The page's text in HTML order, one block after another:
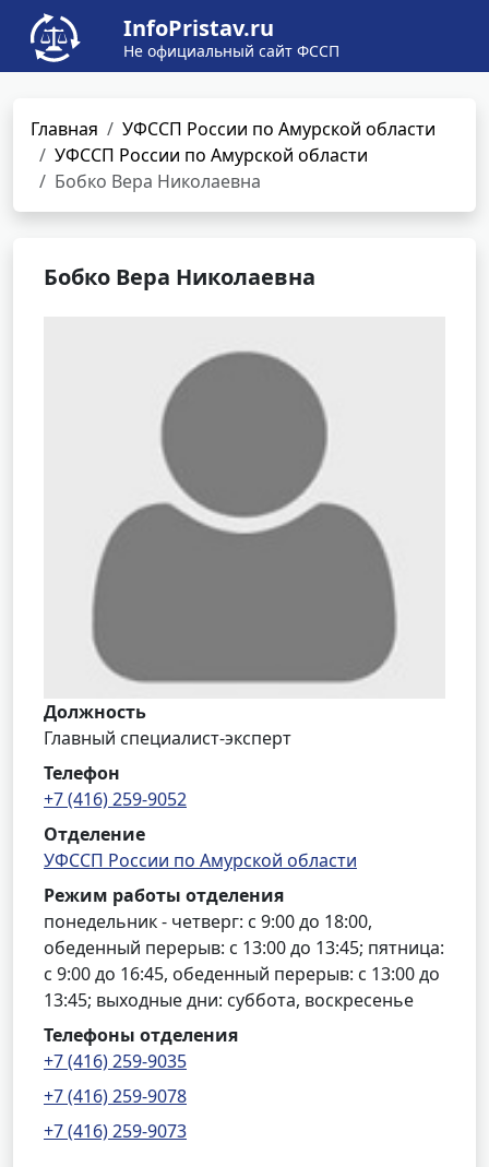
InfoPristav.ru
Не официальный сайт ФССП
Главная
УФССП России по Амурской области
УФССП России по Амурской области
Бобко Вера Николаевна
Бобко Вера Николаевна
Должность
Главный специалист-эксперт
Телефон
+7 (416) 259-9052
Отделение
УФССП России по Амурской области
Режим работы отделения
понедельник - четверг: с 9:00 до 18:00,
обеденный перерыв: с 13:00 до 13:45; пятница:
с 9:00 до 16:45, обеденный перерыв: с 13:00 до
13:45; выходные дни: суббота, воскресенье
Телефоны отделения
+7 (416) 259-9035
+7 (416) 259-9078
+7 (416) 259-9073